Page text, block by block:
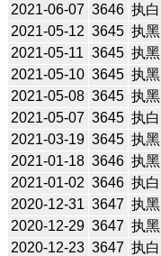
2021-06-07 3646 执白
2021-05-12 3645 执黑
2021-05-11 3645 执黑
2021-05-10 3645 执黑
2021-05-08 3645 执黑
2021-05-07 3645 执白
2021-03-19 3645 执黑
2021-01-18 3646 执黑
2021-01-02 3646 执白
2020-12-31 3647 执黑
2020-12-29 3647 执黑
2020-12-23 3647 执白